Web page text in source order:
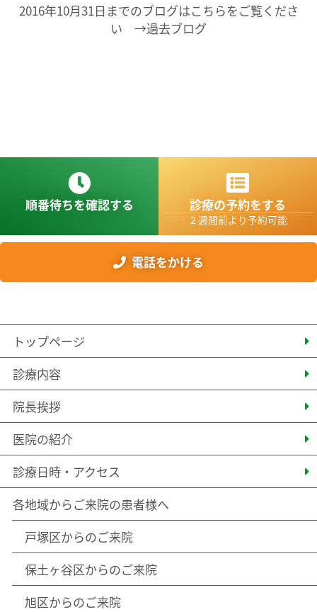
2016年10月31日までのブログはこちらをご覧くださ
い →過去ブログ
順番待ちを確認する 診療の予約をする
２週間前より予約可能
電話をかける
トップページ
診療内容
院長挨拶
医院の紹介
診療日時・アクセス
各地域からご来院の患者様へ
戸塚区からのご来院
保土ヶ谷区からのご来院
旭区からのご来院